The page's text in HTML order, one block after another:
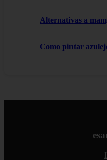
Alternativas a
Como pintar